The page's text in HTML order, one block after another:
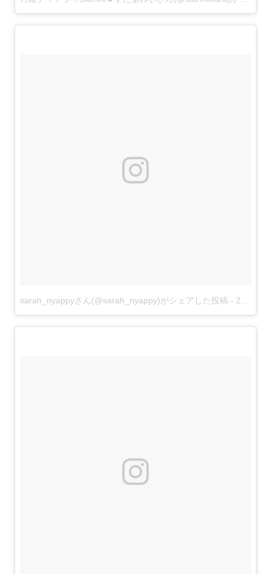
sarah_nyappyさん(@sarah_nyappy)がシェアした投稿 - 2017 5月 31 5:40午後 PDT